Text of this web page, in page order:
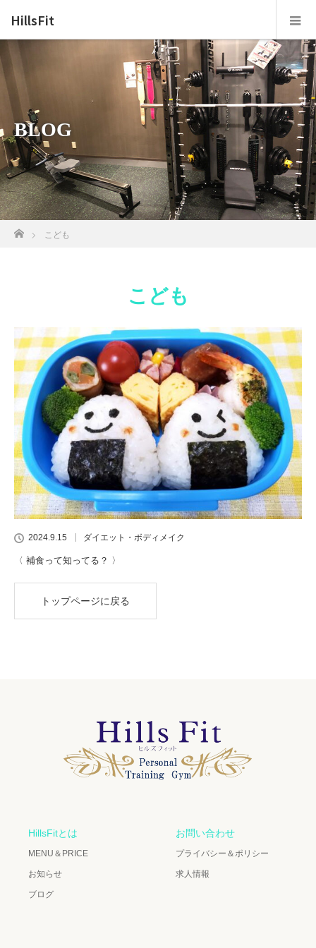
HillsFit
BLOG
こども
こども
2024.9.15 ダイエット・ボディメイク
〈 補食って知ってる？ 〉
トップページに戻る
HillsFitとは
MENU＆PRICE
お知らせ
ブログ
お問い合わせ
プライバシー＆ポリシー
求人情報